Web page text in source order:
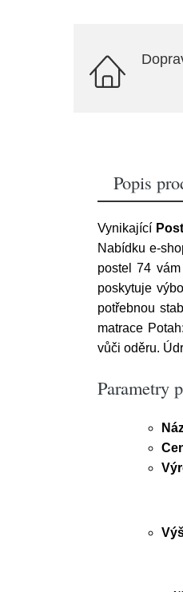
Popis
Vynikající
Nabídku e-
postel 74
poskytuje
potřebnou
matrace
vůči oděru.
Parametry